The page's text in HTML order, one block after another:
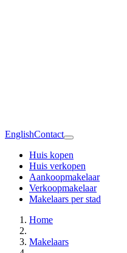
EnglishContact
Huis kopen
Huis verkopen
Aankoopmakelaar
Verkoopmakelaar
Makelaars per stad
Home
Makelaars